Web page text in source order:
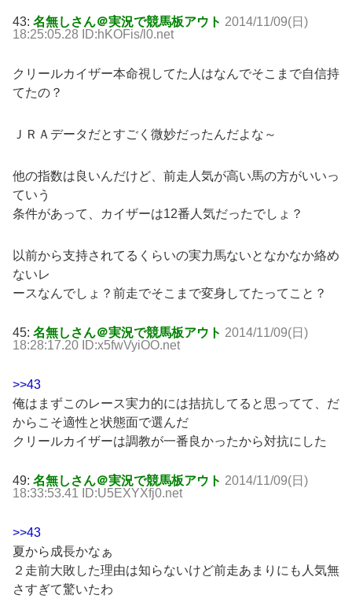
43: 名無しさん＠実況で競馬板アウト 2014/11/09(日)
18:25:05.28 ID:hKOFis/l0.net
クリールカイザー本命視してた人はなんでそこまで自信持
てたの？
ＪＲＡデータだとすごく微妙だったんだよな～
他の指数は良いんだけど、前走人気が高い馬の方がいいっ
ていう
条件があって、カイザーは12番人気だったでしょ？
以前から支持されてるくらいの実力馬ないとなかなか絡め
ないレ
ースなんでしょ？前走でそこまで変身してたってこと？
45: 名無しさん＠実況で競馬板アウト 2014/11/09(日)
18:28:17.20 ID:x5fwVyiOO.net
>>43
俺はまずこのレース実力的には拮抗してると思ってて、だ
からこそ適性と状態面で選んだ
クリールカイザーは調教が一番良かったから対抗にした
49: 名無しさん＠実況で競馬板アウト 2014/11/09(日)
18:33:53.41 ID:U5EXYXfj0.net
>>43
夏から成長かなぁ
２走前大敗した理由は知らないけど前走あまりにも人気無
さすぎて驚いたわ